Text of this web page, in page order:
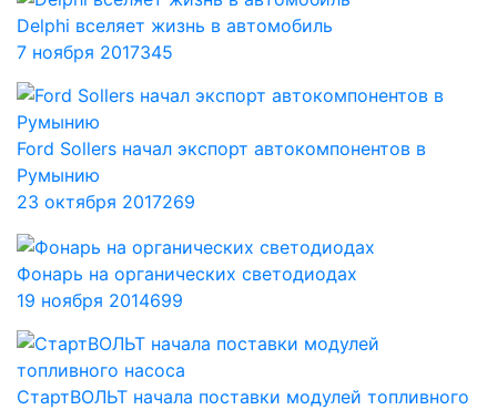
Delphi вселяет жизнь в автомобиль
7 ноября 2017345
Ford Sollers начал экспорт автокомпонентов в
Румынию
23 октября 2017269
Фонарь на органических светодиодах
19 ноября 2014699
СтартВОЛЬТ начала поставки модулей топливного